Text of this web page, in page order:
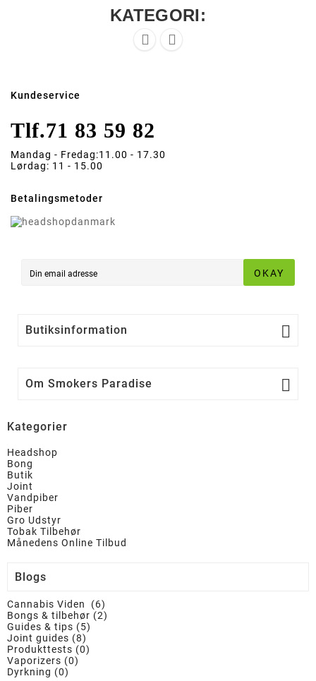
KATEGORI:
 
Kundeservice
Tlf.71 83 59 82
Mandag - Fredag:11.00 - 17.30
Lørdag: 11 - 15.00
Betalingsmetoder
OKAY
Butiksinformation 
Om Smokers Paradise 
Kategorier
Headshop
Bong
Butik
Joint
Vandpiber
Piber
Gro Udstyr
Tobak Tilbehør
Månedens Online Tilbud
Blogs
Cannabis Viden (6)
Bongs & tilbehør (2)
Guides & tips (5)
Joint guides (8)
Produkttests (0)
Vaporizers (0)
Dyrkning (0)